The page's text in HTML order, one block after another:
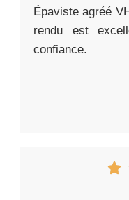
Épaviste agréé
rendu est
confiance.